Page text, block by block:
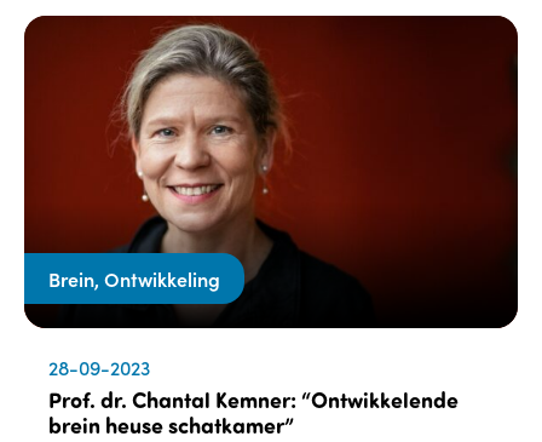
Brein, Ontwikkeling
28-09-2023
Prof. dr. Chantal Kemner: “Ontwikkelende
brein heuse schatkamer”